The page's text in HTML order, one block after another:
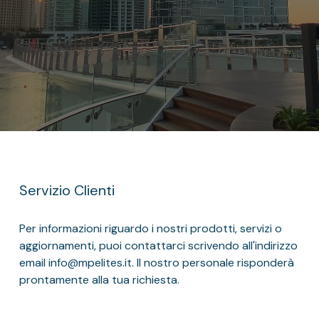
Servizio Clienti
Per informazioni riguardo i nostri prodotti, servizi o
aggiornamenti, puoi contattarci scrivendo all'indirizzo
email info@mpelites.it. Il nostro personale risponderà
prontamente alla tua richiesta.